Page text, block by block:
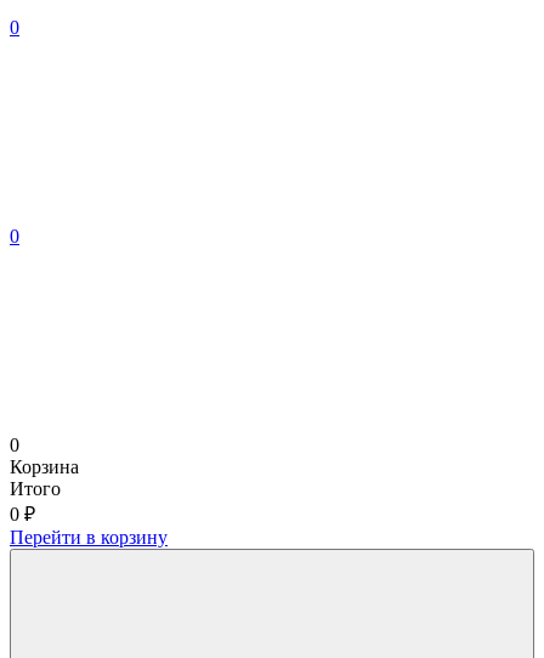
0
0
0
Корзина
Итого
0 ₽
Перейти в корзину